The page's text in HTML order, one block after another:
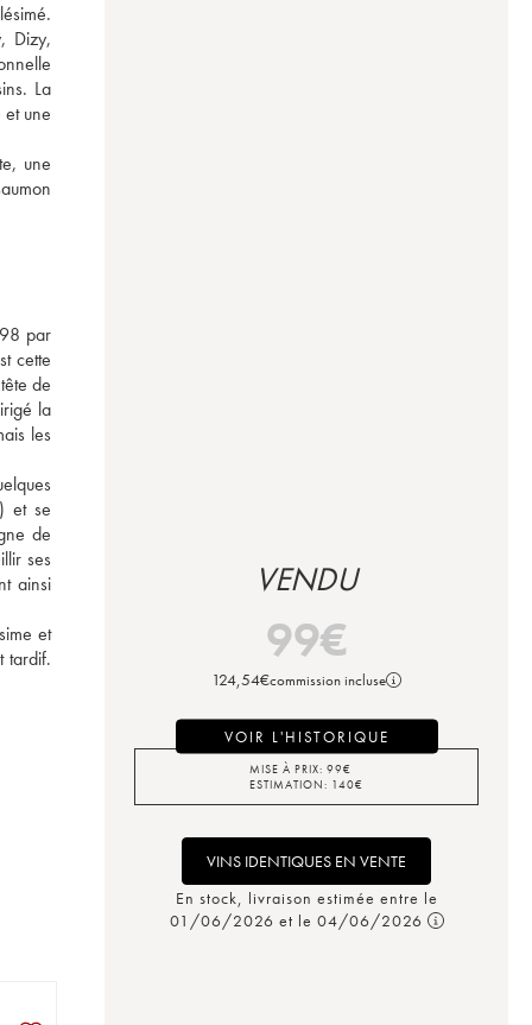
Dizy,
La
une
une
par
cette
de
la
les
et se
de
ses
ainsi
et
tardif.
VENDU
99€
124,54€commission incluse
VOIR L'HISTORIQUE
MISE À PRIX: 99€
ESTIMATION: 140€
VINS IDENTIQUES EN VENTE
En stock, livraison estimée entre le
01/06/2026 et le 04/06/2026